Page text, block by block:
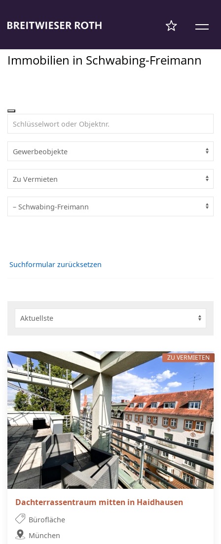
Immobilien in Schwabing-Freimann
Suchformular zurücksetzen
Dachterrassentraum mitten in Haidhausen
Bürofläche
München
ZU VERMIETEN